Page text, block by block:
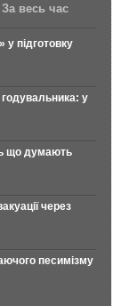
За весь час
у підготовку
у
що думають
через
песимізму